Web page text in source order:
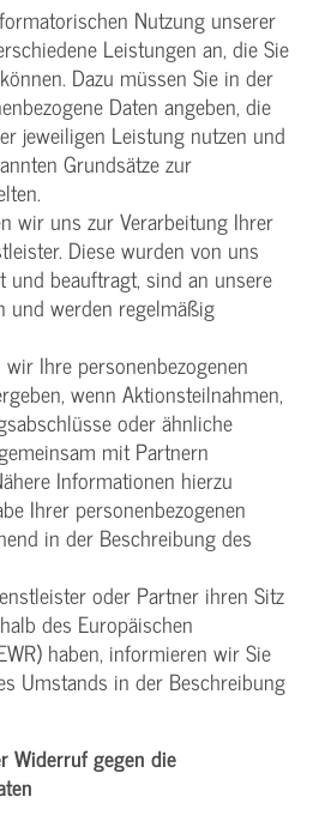
Nutzung unserer
Leistungen an, die Sie
Dazu müssen Sie in der
Daten angeben, die
jeweiligen Leistung nutzen und
Grundsätze zur
wir uns zur Verarbeitung Ihrer
Diese wurden von uns
und beauftragt, sind an unsere
und werden regelmäßig
Ihre personenbezogenen
wenn Aktionsteilnahmen,
oder ähnliche
mit Partnern
Informationen hierzu
Ihrer personenbezogenen
in der Beschreibung des
oder Partner ihren Sitz
des Europäischen
haben, informieren wir Sie
Umstands in der Beschreibung
Widerruf gegen die